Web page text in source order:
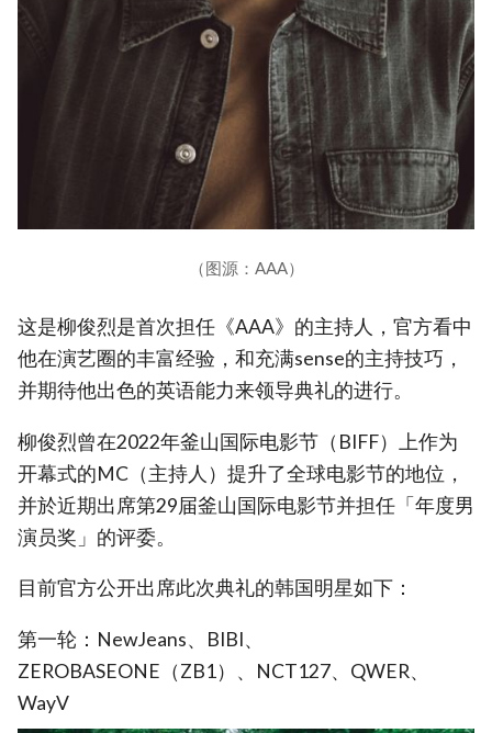
（图源：AAA）
这是柳俊烈是首次担任《AAA》的主持人，官方看中
他在演艺圈的丰富经验，和充满sense的主持技巧，
并期待他出色的英语能力来领导典礼的进行。
柳俊烈曾在2022年釜山国际电影节（BIFF）上作为
开幕式的MC（主持人）提升了全球电影节的地位，
并於近期出席第29届釜山国际电影节并担任「年度男
演员奖」的评委。
目前官方公开出席此次典礼的韩国明星如下：
第一轮：NewJeans、BIBI、
ZEROBASEONE（ZB1）、NCT127、QWER、
WayV